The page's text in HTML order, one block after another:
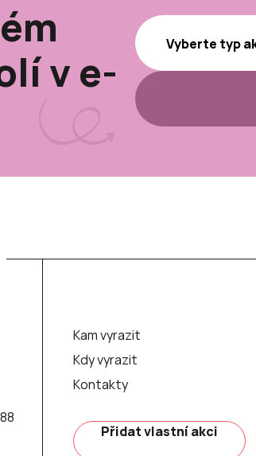
v e-
Kam vyrazit
Kdy vyrazit
Kontakty
Přidat vlastní akci